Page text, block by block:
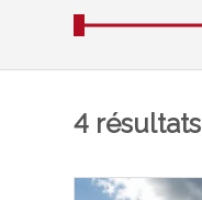
4 résultats